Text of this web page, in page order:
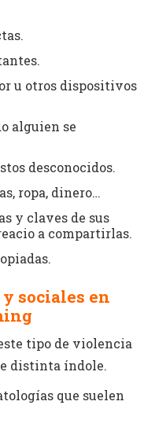
u otros dispositivos
alguien se
desconocidos.
ropa, dinero…
y claves de sus
a compartirlas.
sociales en
tipo de violencia
distinta índole.
que suelen